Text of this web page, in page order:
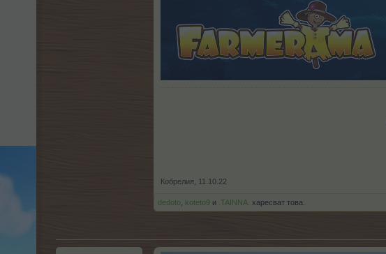
Кобрелия 11.10.22
dedoto koteto9 и .TAINNA. харесват това.